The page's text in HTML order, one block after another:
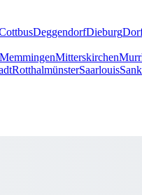
DeggendorfDieburg
MemmingenMitterskirchen
RotthalmünsterSaarlouis